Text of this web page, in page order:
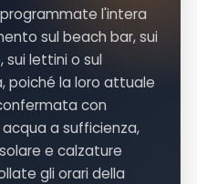
l'intera
sul beach bar, sui
sui lettini o sul
poiché la loro attuale
con
a sufficienza,
e calzature
gli orari della